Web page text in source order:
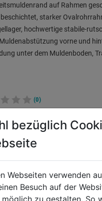
auf Rahmen
starker
hochwertige stabile-
vorne und
unter dem Muldenboden,
(0)
AUS DIESER
bezüglich
Webseiten verwenden
Besuch auf der
zu gestalten. So